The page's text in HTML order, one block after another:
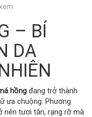
– BÍ
DA
hồng đang trở thành
ưa chuộng. Phương
nên tươi tắn, rạng rỡ mà